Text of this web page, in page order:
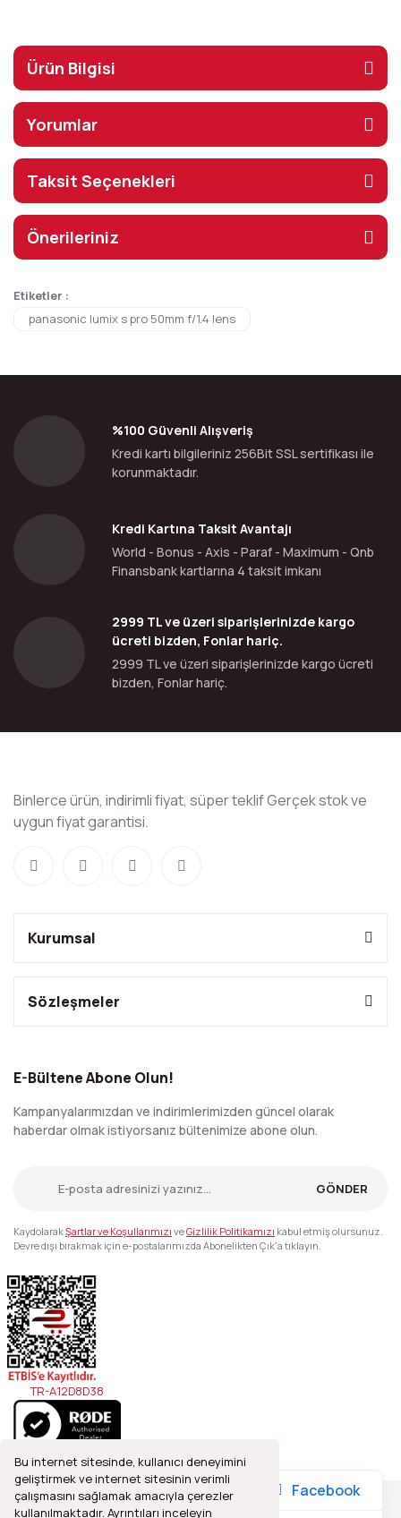
Bu internet sitesinde, kullanıcı deneyimini
geliştirmek ve internet sitesinin verimli
çalışmasını sağlamak amacıyla çerezler
kullanılmaktadır. Ayrıntıları inceleyin
Ürün Bilgisi
Yorumlar
Taksit Seçenekleri
Önerileriniz
Etiketler :
panasonic lumix s pro 50mm f/1.4 lens
%100 Güvenli Alışveriş
Kredi kartı bilgileriniz 256Bit SSL sertifikası ile
korunmaktadır.
Kredi Kartına Taksit Avantajı
World - Bonus - Axis - Paraf - Maximum - Qnb
Finansbank kartlarına 4 taksit imkanı
2999 TL ve üzeri siparişlerinizde kargo
ücreti bizden, Fonlar hariç.
2999 TL ve üzeri siparişlerinizde kargo ücreti
bizden, Fonlar hariç.
Binlerce ürün, indirimli fiyat, süper teklif Gerçek stok ve
uygun fiyat garantisi.
Kurumsal
Sözleşmeler
E-Bültene Abone Olun!
Kampanyalarımızdan ve indirimlerimizden güncel olarak
haberdar olmak istiyorsanız bültenimize abone olun.
GÖNDER
KaydolarakŞartlar ve Koşullarımızı veGizlilik Politikamızı kabul etmiş olursunuz.
Devre dışı bırakmak için e-postalarımızda Abonelikten Çık'a tıklayın.
TR-A12D8D38
Facebook